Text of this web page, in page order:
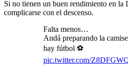
Si no tienen un buen rendimiento en la
complicarse con el descenso.
Falta menos…
Andá preparando la
hay fútbol ⚽
pic.twitter.com/